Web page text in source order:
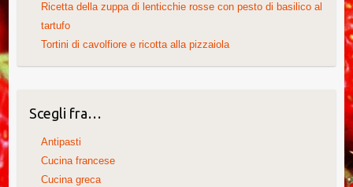
Ricetta della zuppa di lenticchie rosse con pesto di basilico al
tartufo
Tortini di cavolfiore e ricotta alla pizzaiola
Scegli fra…
Antipasti
Cucina francese
Cucina greca